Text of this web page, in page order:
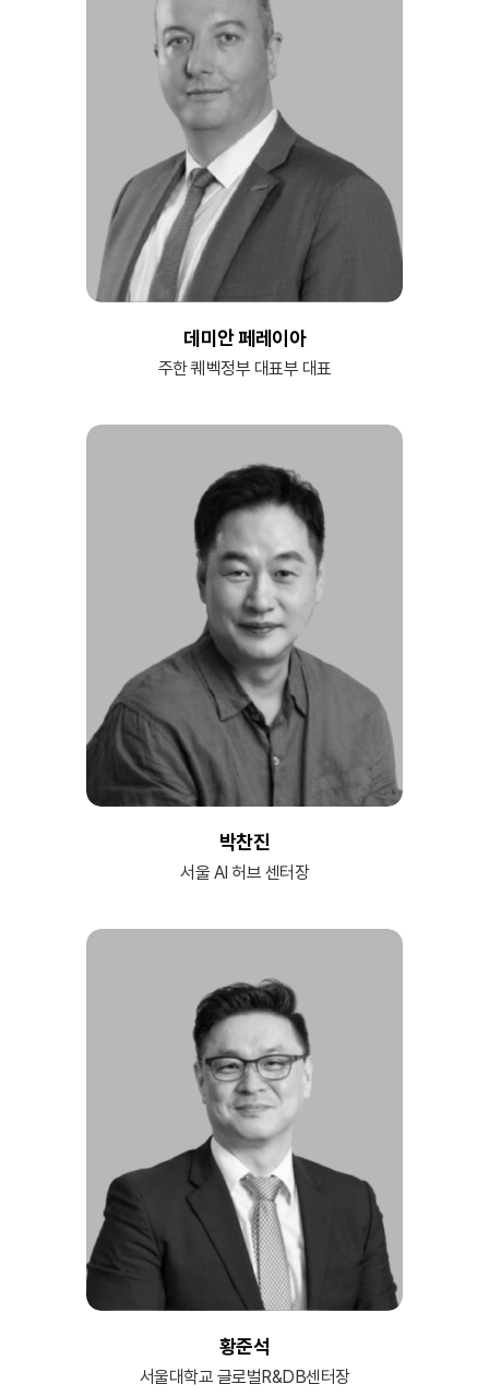
데미안 페레이아
주한 퀘벡정부 대표부 대표
박찬진
서울 AI 허브 센터장
황준석
서울대학교 글로벌R&DB센터장